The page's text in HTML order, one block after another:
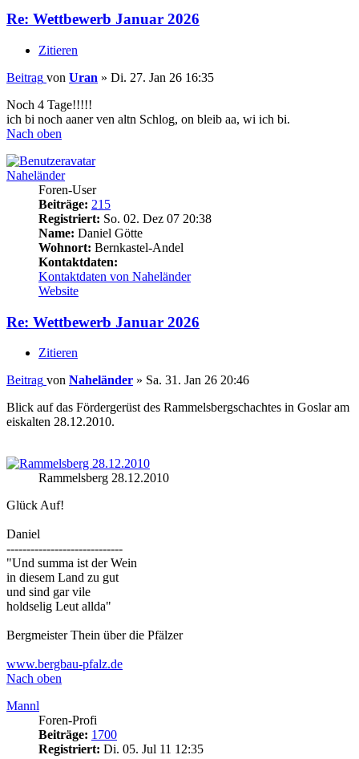
Re: Wettbewerb Januar 2026
Zitieren
Beitrag von Uran » Di. 27. Jan 26 16:35
Noch 4 Tage!!!!!
ich bi noch aaner ven altn Schlog, on bleib aa, wi ich bi.
Nach oben
Naheländer
Foren-User
Beiträge: 215
Registriert: So. 02. Dez 07 20:38
Name: Daniel Götte
Wohnort: Bernkastel-Andel
Kontaktdaten:
Kontaktdaten von Naheländer
Website
Re: Wettbewerb Januar 2026
Zitieren
Beitrag von Naheländer » Sa. 31. Jan 26 20:46
Blick auf das Fördergerüst des Rammelsbergschachtes in Goslar am
eiskalten 28.12.2010.
Rammelsberg 28.12.2010
Glück Auf!
Daniel
-----------------------------
"Und summa ist der Wein
in diesem Land zu gut
und sind gar vile
holdselig Leut allda"
Bergmeister Thein über die Pfälzer
www.bergbau-pfalz.de
Nach oben
Mannl
Foren-Profi
Beiträge: 1700
Registriert: Di. 05. Jul 11 12:35